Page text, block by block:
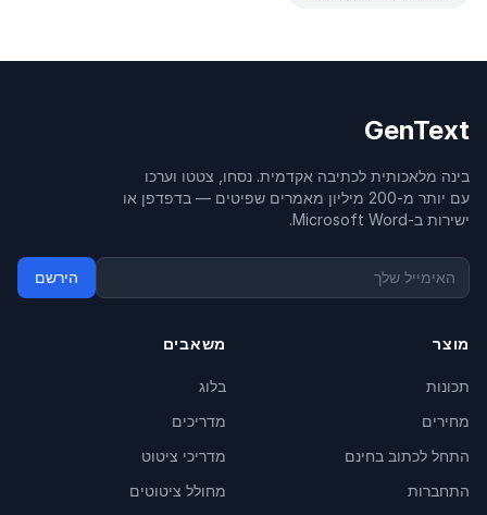
GenText
בינה מלאכותית לכתיבה אקדמית. נסחו, צטטו וערכו
עם יותר מ-200 מיליון מאמרים שפיטים — בדפדפן או
ישירות ב-Microsoft Word.
הירשם
מוצר
תכונות
מחירים
התחל לכתוב בחינם
התחברות
משאבים
בלוג
מדריכים
מדריכי ציטוט
מחולל ציטוטים